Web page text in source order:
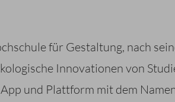
für Gestaltung, nach
Innovationen von
und Plattform mit dem Namen